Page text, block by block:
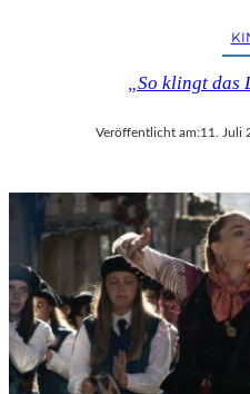
„So klingt das
Veröffentlicht am:11. Juli